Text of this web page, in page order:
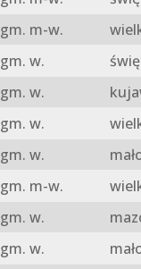
gm. m-w.
gm. w.
gm. w.
gm. w.
gm. w.
gm. m-w.
gm. w.
gm. w.